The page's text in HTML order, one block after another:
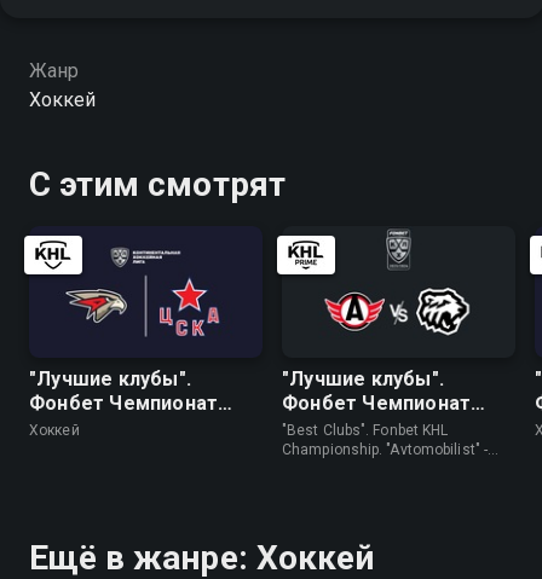
Жанр
Хоккей
С этим смотрят
"Лучшие клубы".
Фонбет Чемпионат
КХЛ. "Авангард" - ЦСКА
Хоккей
"Лучшие клубы".
Фонбет Чемпионат
КХЛ. "Автомобилист" -
"Трактор"
"Best Clubs". Fonbet KHL
Championship. "Avtomobilist" -
Ещё в жанре: Хоккей